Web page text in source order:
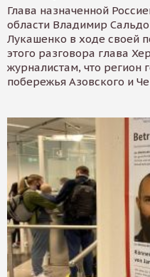
Глава назначенной
области Владимир
Лукашенко в ходе своей
этого разговора глава
журналистам, что регион
побережья Азовского и